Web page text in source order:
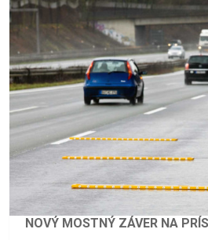
NOVÝ MOSTNÝ ZÁVER NA